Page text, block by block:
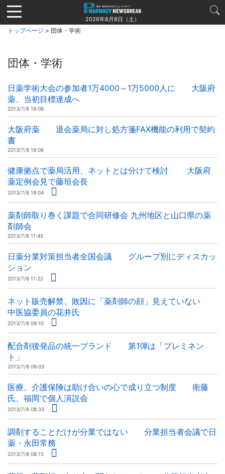
Jump
to
navigation
2026年8月8日（土）
トップページ > 団体・学術
団体・学術
日薬学術大会の参加者1万4000～1万5000人に 大阪府
薬、当初目標達成へ
2013/7/8 18:08
大阪府薬 退会薬局に対し処方箋FAX機能の利用で契約
書
2013/7/8 18:06
健康拠点で薬局活用、ネットとは分けて検討 大阪府
薬定例会見で藤垣会長
2013/7/8 18:04
薬剤師取り巻く課題で合同研修会 九州地区と山口県の薬
剤師会
2013/7/8 11:45
日薬分業対策担当者全国会議 グループ別にディスカッ
ション
2013/7/8 11:22
ネット販売解禁、敗因に「薬剤師の顔」見えていない
中医協委員の花井氏
2013/7/8 09:10
配合剤後発品の統一ブランド 第1弾は「プレミネン
ト」
2013/7/8 09:03
医療、介護保険は助け合いの心で成り立つ制度 衛藤
氏、福岡で個人演説会
2013/7/8 08:33
調剤することだけが分業ではない 分業担当者会議で日
薬・永田常務
2013/7/8 08:15